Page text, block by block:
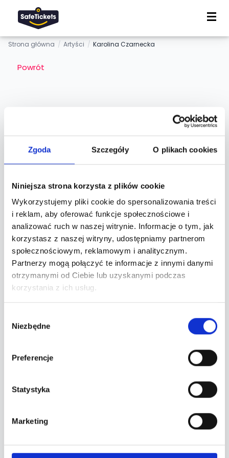
Zgoda Szczegóły O plikach cookies
Niniejsza strona korzysta z plików cookie
Wykorzystujemy pliki cookie do spersonalizowania treści
i reklam, aby oferować funkcje społecznościowe i
analizować ruch w naszej witrynie. Informacje o tym, jak
korzystasz z naszej witryny, udostępniamy partnerom
społecznościowym, reklamowym i analitycznym.
Partnerzy mogą połączyć te informacje z innymi danymi
otrzymanymi od Ciebie lub uzyskanymi podczas
korzystania z ich usług.
zgody
Niezbędne
Preferencje
Statystyka
Marketing
Strona główna / Artyści / Karolina Czarnecka
Powrót
Informacje Opinie (1)
Brak szczegółowych informacji o artyście.
Najbliższe wydarzenia
Minione terminy